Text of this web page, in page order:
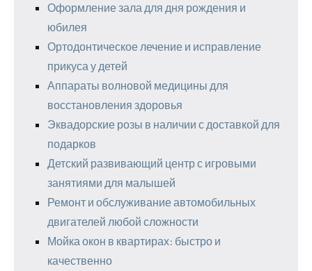
Оформление зала для дня рождения и
юбилея
Ортодонтическое лечение и исправление
прикуса у детей
Аппараты волновой медицины для
восстановления здоровья
Эквадорские розы в наличии с доставкой для
подарков
Детский развивающий центр с игровыми
занятиями для малышей
Ремонт и обслуживание автомобильных
двигателей любой сложности
Мойка окон в квартирах: быстро и
качественно